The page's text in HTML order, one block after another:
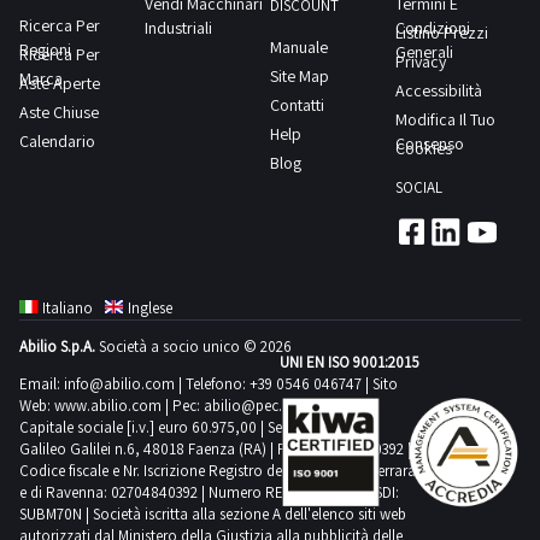
tenuto
48
ore
dalla
chiusura
dell’asta,
all’indirizzo
postvendita@industrialdiscount.com,
i
aggiudicato
uno
e
non
il
termine
di
48
ore
che
più
beni
sarà
tenuto
ad
inviare,
entro
e
Ricerca Per
Regioni
Ricerca Per
Marca
Aste Aperte
Aste Chiuse
Calendario
Industriali
DISCOUNT
Manuale
Site Map
Contatti
Help
Blog
Condizioni
Generali
Listino Prezzi
Privacy
Accessibilità
Modifica Il Tuo
Consenso
Cookies
SOCIAL
Italiano
Inglese
Abilio S.p.A.Società a socio unico © 2026
Email: info@abilio.com | Telefono: +39 0546 046747 | Sito
Web: www.abilio.com | Pec: abilio@pec.illimity.com
Capitale sociale [i.v.] euro 60.975,00 | Sede legale in Via
Galileo Galilei n.6, 48018 Faenza (RA) | P.IVA: 02704840392 |
Codice fiscale e Nr. Iscrizione Registro delle Imprese di Ferrara
e di Ravenna: 02704840392 | Numero REA RA 224830 | SDI:
SUBM70N | Società iscritta alla sezione A dell'elenco siti web
UNI EN ISO 9001:2015